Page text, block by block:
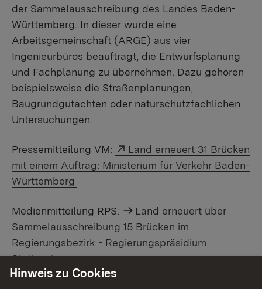
der Sammelausschreibung des Landes Baden-
Württemberg. In dieser wurde eine
Arbeitsgemeinschaft (ARGE) aus vier
Ingenieurbüros beauftragt, die Entwurfsplanung
und Fachplanung zu übernehmen. Dazu gehören
beispielsweise die Straßenplanungen,
Baugrundgutachten oder naturschutzfachlichen
Untersuchungen.
Pressemitteilung VM: Externer Link:
Land erneuert 31 Brücken
mit einem Auftrag: Ministerium für Verkehr Baden-
Württemberg
Medienmitteilung RPS:
Land erneuert über
Sammelausschreibung 15 Brücken im
Regierungsbezirk - Regierungspräsidium
Stuttgart
Hinweis zu Cookies